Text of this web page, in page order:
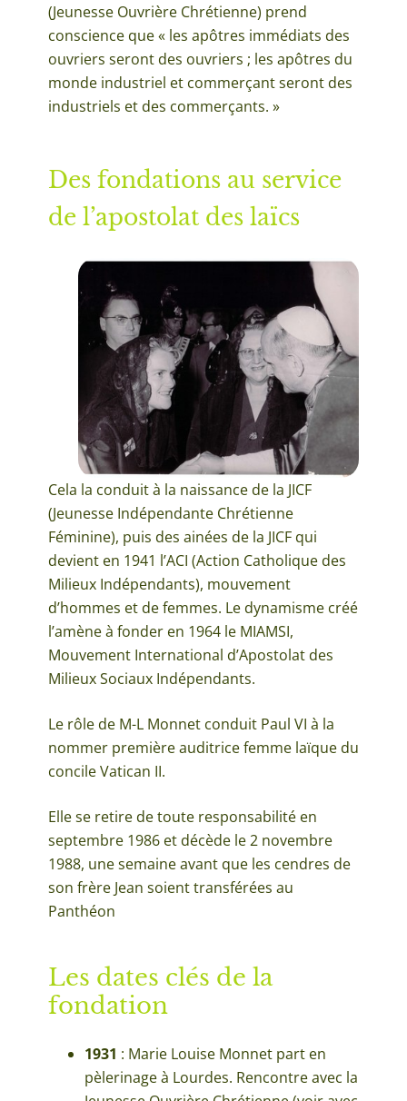
(Jeunesse Ouvrière Chrétienne) prend
conscience que « les apôtres immédiats des
ouvriers seront des ouvriers ; les apôtres du
monde industriel et commerçant seront des
industriels et des commerçants. »
Des fondations au service
de l’apostolat des laïcs
Cela la conduit à la naissance de la JICF
(Jeunesse Indépendante Chrétienne
Féminine), puis des ainées de la JICF qui
devient en 1941 l’ACI (Action Catholique des
Milieux Indépendants), mouvement
d’hommes et de femmes. Le dynamisme créé
l’amène à fonder en 1964 le MIAMSI,
Mouvement International d’Apostolat des
Milieux Sociaux Indépendants.
Le rôle de M-L Monnet conduit Paul VI à la
nommer première auditrice femme laïque du
concile Vatican II.
Elle se retire de toute responsabilité en
septembre 1986 et décède le 2 novembre
1988, une semaine avant que les cendres de
son frère Jean soient transférées au
Panthéon
Les dates clés de la
fondation
1931 : Marie Louise Monnet part en
pèlerinage à Lourdes. Rencontre avec la